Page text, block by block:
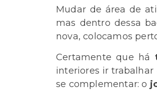
Mudar de área de
mas dentro dessa
nova, colocamos
Certamente que há
interiores ir trabalhar
se complementar: o